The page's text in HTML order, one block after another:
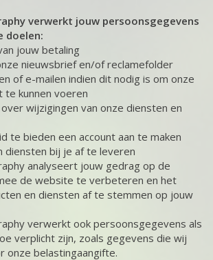
verwerkt jouw persoonsgegevens
doelen:
jouw betaling
nieuwsbrief en/of reclamefolder
of e-mailen indien dit nodig is om onze
te kunnen voeren
wijzigingen van onze diensten en
te bieden een account aan te maken
diensten bij je af te leveren
analyseert jouw gedrag op de
de website te verbeteren en het
en diensten af te stemmen op jouw
verwerkt ook persoonsgegevens als
verplicht zijn, zoals gegevens die wij
onze belastingaangifte.